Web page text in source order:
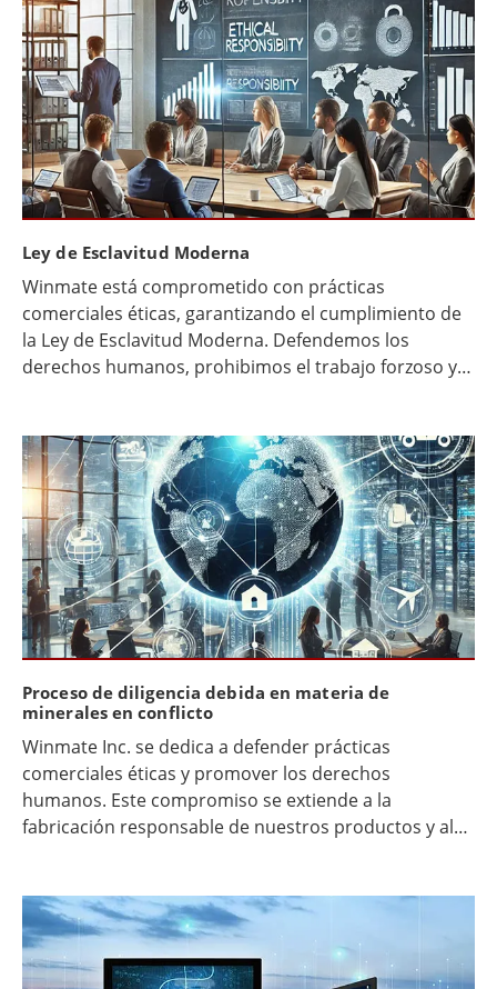
Ley de Esclavitud Moderna
Winmate está comprometido con prácticas
comerciales éticas, garantizando el cumplimiento de
la Ley de Esclavitud Moderna. Defendemos los
derechos humanos, prohibimos el trabajo forzoso y
transparencia, la equidad y el respeto por todas las
personas involucradas en nuestras operaciones.
Proceso de diligencia debida en materia de
minerales en conflicto
Winmate Inc. se dedica a defender prácticas
comerciales éticas y promover los derechos
humanos. Este compromiso se extiende a la
fabricación responsable de nuestros productos y al